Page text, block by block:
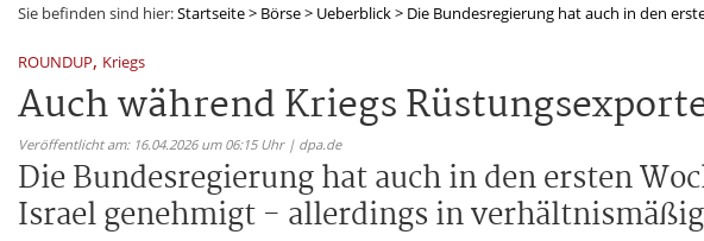
Sie befinden sind hier:Startseite> Börse> Ueberblick> Die Bundesregierung hat auch in den
ROUNDUP, Kriegs
Auch während Kriegs
Veröffentlicht am: 16.04.2026 um 06:15 Uhr | dpa.de
Die Bundesregierung hat auch in den ersten
Israel genehmigt - allerdings in